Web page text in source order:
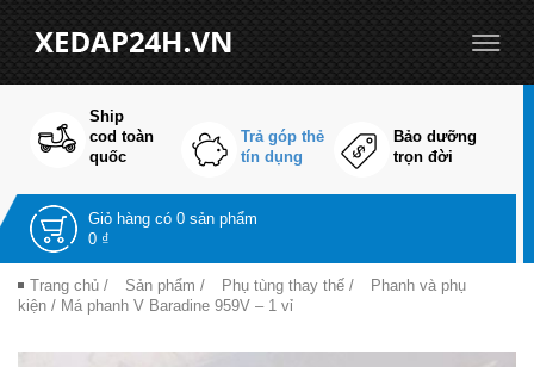
Ship
cod toàn
quốc
Trả góp thẻ
tín dụng
Bảo dưỡng
trọn đời
Giỏ hàng có 0 sản phẩm
0 ₫
Trang chủ / Sản phẩm / Phụ tùng thay thế /
Phanh và phụ
kiện / Má phanh V Baradine 959V – 1 vỉ